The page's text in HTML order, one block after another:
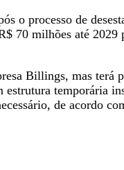
o processo de
70 milhões até
Billings, mas terá
temporária
de acordo